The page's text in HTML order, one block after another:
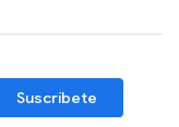
Suscríbete